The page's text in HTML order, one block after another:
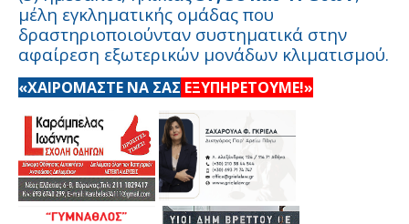
μέλη εγκληματικής ομάδας που
δραστηριοποιούνταν συστηματικά στην
αφαίρεση εξωτερικών μονάδων κλιματισμού.
«ΧΑΙΡΟΜΑΣΤΕ ΝΑ ΣΑΣ ΕΞΥΠΗΡΕΤΟΥΜΕ!»